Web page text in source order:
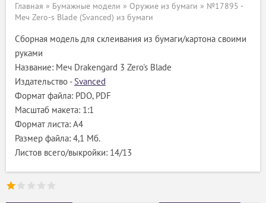
Главная » Бумажные модели » Оружие из бумаги » №17895 -
Меч Zero-s Blade (Svanced) из бумаги
Сборная модель для склеивания из бумаги/картона своими
руками
Название: Меч Drakengard 3 Zero's Blade
Издательство -Svanced
Формат файла: PDO, PDF
Масштаб макета: 1:1
Формат листа: А4
Размер файла: 4,1 Мб.
Листов всего/выкройки: 14/13